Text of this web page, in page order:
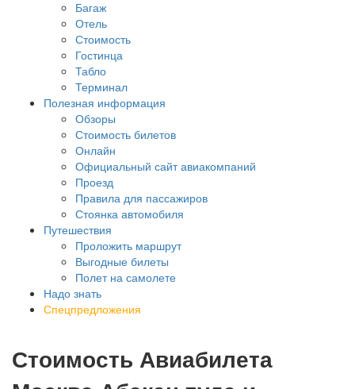
Багаж
Отель
Стоимость
Гостинца
Табло
Терминал
Полезная информация
Обзоры
Стоимость билетов
Онлайн
Официальный сайт авиакомпаний
Проезд
Правила для пассажиров
Стоянка автомобиля
Путешествия
Проложить маршрут
Выгодные билеты
Полет на самолете
Надо знать
Спецпредложения
Стоимость Авиабилета